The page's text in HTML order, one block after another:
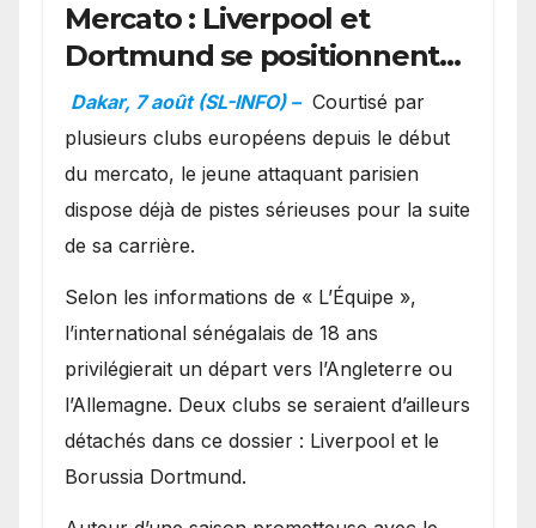
Mercato : Liverpool et
Dortmund se positionnent
en favoris pour recruter
Ibrahim Mbaye
Dakar, 7 août (SL-INFO) – Courtisé par
plusieurs clubs européens depuis le début
du mercato, le jeune attaquant parisien
dispose déjà de pistes sérieuses pour la suite
de sa carrière.
Selon les informations de « L’Équipe »,
l’international sénégalais de 18 ans
privilégierait un départ vers l’Angleterre ou
l’Allemagne. Deux clubs se seraient d’ailleurs
détachés dans ce dossier : Liverpool et le
Borussia Dortmund.